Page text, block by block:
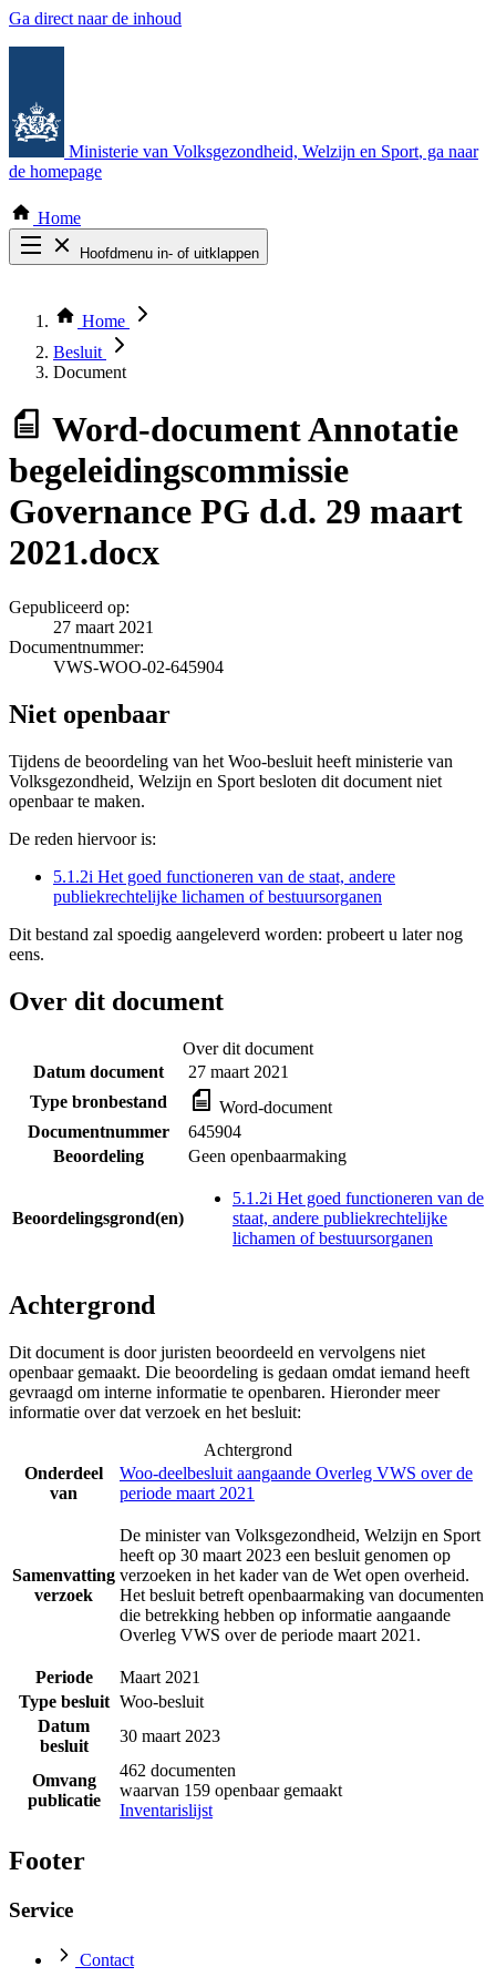
Ga direct naar de inhoud
Ministerie van Volksgezondheid, Welzijn en Sport, ga naar
de homepage
Home
Hoofdmenu in- of uitklappen
Thema COVID-19
Bekijk per bestuursorgaan
Home
Besluit
Document
Word-documentAnnotatie
begeleidingscommissie
Governance PG d.d. 29 maart
2021.docx
Gepubliceerd op:
27 maart 2021
Documentnummer:
VWS-WOO-02-645904
Niet openbaar
Tijdens de beoordeling van het Woo-besluit heeft ministerie van
Volksgezondheid, Welzijn en Sport besloten dit document niet
openbaar te maken.
De reden hiervoor is:
5.1.2i Het goed functioneren van de staat, andere
publiekrechtelijke lichamen of bestuursorganen
Dit bestand zal spoedig aangeleverd worden: probeert u later nog
eens.
Over dit document
Over dit document
Datum document
27 maart 2021
Type bronbestand
Word-document
Documentnummer
645904
Beoordeling
Geen openbaarmaking
Beoordelingsgrond(en)
5.1.2i Het goed functioneren van de
staat, andere publiekrechtelijke
lichamen of bestuursorganen
Achtergrond
Dit document is door juristen beoordeeld en vervolgens niet
openbaar gemaakt. Die beoordeling is gedaan omdat iemand heeft
gevraagd om interne informatie te openbaren. Hieronder meer
informatie over dat verzoek en het besluit:
Achtergrond
Onderdeel
van
Woo-deelbesluit aangaande Overleg VWS over de
periode maart 2021
Samenvatting
verzoek
De minister van Volksgezondheid, Welzijn en Sport
heeft op 30 maart 2023 een besluit genomen op
verzoeken in het kader van de Wet open overheid.
Het besluit betreft openbaarmaking van documenten
die betrekking hebben op informatie aangaande
Overleg VWS over de periode maart 2021.
Periode
Maart 2021
Type besluit Woo-besluit
Datum
besluit
30 maart 2023
Omvang
publicatie
462 documenten
waarvan 159 openbaar gemaakt
Inventarislijst
Footer
Service
Contact